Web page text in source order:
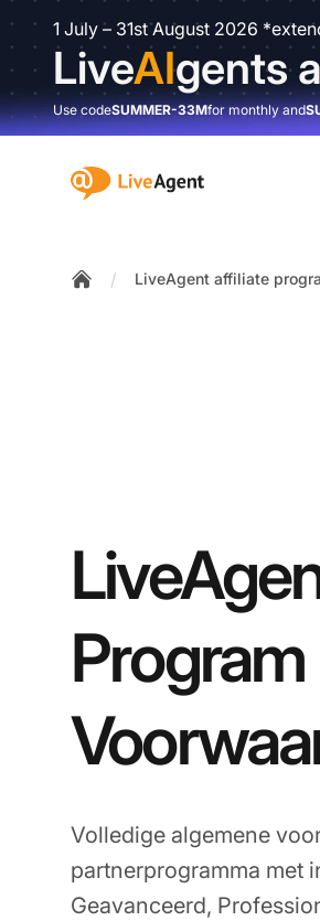
1 July – 31st August 2026
LiveAIgents
Use codeSUMMER-33Mfor monthly and
:site.title
/ LiveAgent affiliate
Volledige algemene
partnerprogramma met
Geavanceerd,